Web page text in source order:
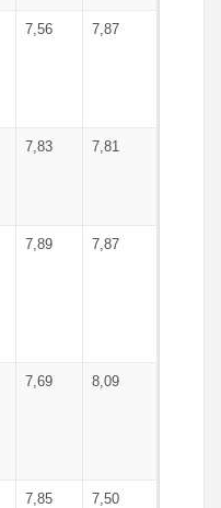
7,56 7,87
7,83 7,81
7,89 7,87
7,69 8,09
7,85 7,50